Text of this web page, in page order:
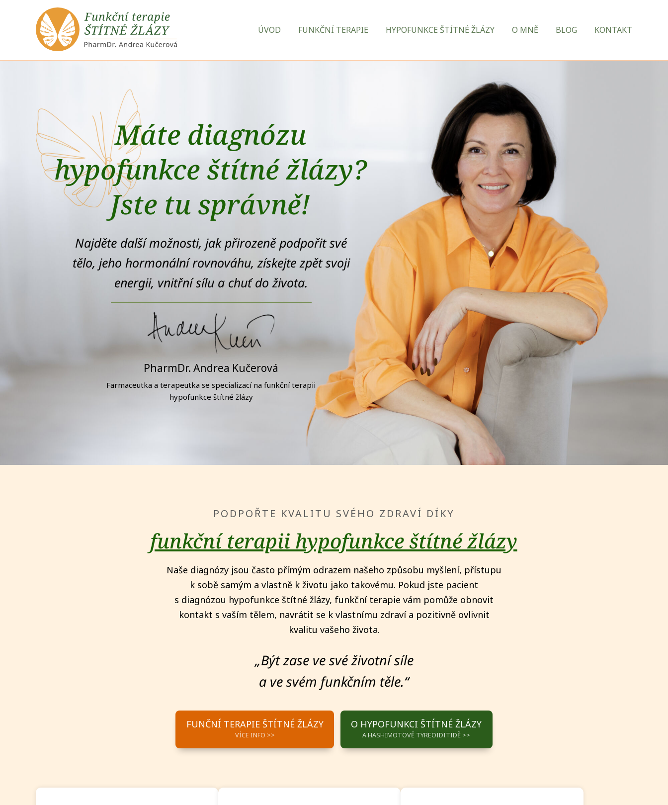
ÚVOD FUNKČNÍ TERAPIE HYPOFUNKCE ŠTÍTNÉ ŽLÁZY O MNĚ BLOG KONTAKT
Máte diagnózu
hypofunkce štítné žlázy?
Jste tu správně!
Najděte další možnosti, jak přirozeně podpořit své
tělo, jeho hormonální rovnováhu, získejte zpět svoji
energii, vnitřní sílu a chuť do života.
PharmDr. Andrea Kučerová
Farmaceutka a terapeutka se specializací na funkční terapii
hypofunkce štítné žlázy
PODPOŘTE KVALITU SVÉHO ZDRAVÍ DÍKY
funkční terapii hypofunkce štítné žlázy
Naše diagnózy jsou často přímým odrazem našeho způsobu myšlení, přístupu
k sobě samým a vlastně k životu jako takovému. Pokud jste pacient
s diagnózou hypofunkce štítné žlázy, funkční terapie vám pomůže obnovit
kontakt s vaším tělem, navrátit se k vlastnímu zdraví a pozitivně ovlivnit
kvalitu vašeho života.
„Být zase ve své životní síle
a ve svém funkčním těle.“
FUNČNÍ TERAPIE ŠTÍTNÉ ŽLÁZY
VÍCE INFO >>
O HYPOFUNKCI ŠTÍTNÉ ŽLÁZY
A HASHIMOTOVĚ TYREOIDITIDĚ >>